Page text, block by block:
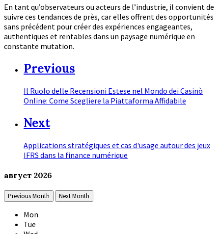
En tant qu’observateurs ou acteurs de l’industrie, il convient de
suivre ces tendances de près, car elles offrent des opportunités
sans précédent pour créer des expériences engageantes,
authentiques et rentables dans un paysage numérique en
constante mutation.
Previous
Il Ruolo delle Recensioni Estese nel Mondo dei Casinò
Online: Come Scegliere la Piattaforma Affidabile
Next
Applications stratégiques et cas d'usage autour des jeux
IFRS dans la finance numérique
август 2026
Previous Month Next Month
Mon
Tue